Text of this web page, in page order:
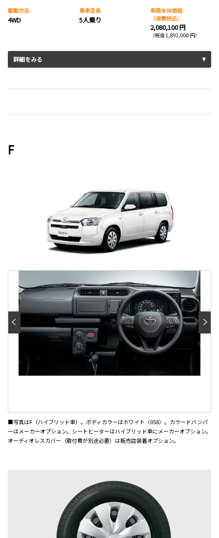
駆動方法
4WD
乗車定員
5人乗り
車両本体価格
（消費税込）
2,080,100 円
（税抜 1,891,000 円）
詳細をみる
F
■写真はF（ハイブリッド車）。ボディカラーはホワイト〈058〉。カラードバンパ
ーはメーカーオプション。シートヒーターはハイブリッド車にメーカーオプション。
オーディオレスカバー（取付費が別途必要）は販売店装着オプション。